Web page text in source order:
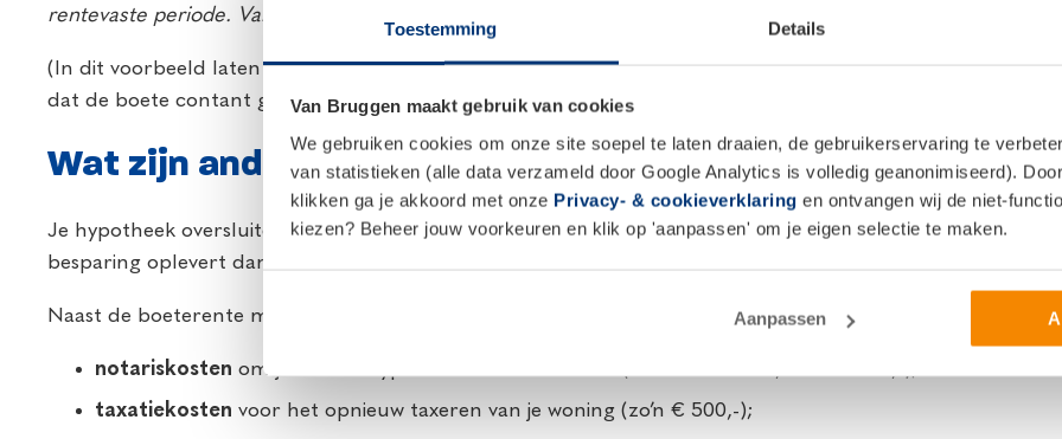
Toestemming Details
Van Bruggen maakt gebruik van cookies
We gebruiken cookies om onze site soepel te laten draaien, de gebruikerservaring te
van statistieken (alle data verzameld door Google Analytics is volledig geanonimiseerd). Door
klikken ga je akkoord met onze Privacy- & cookieverklaring en ontvangen wij de niet-
kiezen? Beheer jouw voorkeuren en klik op 'aanpassen' om je eigen selectie te maken.
Aanpassen
rentevaste periode. Vanaf dat moment bespaar je elke maand flink op je hypotheeklasten.
(In dit voorbeeld laten we buiten beschouwing dat je een deel van je hypotheek boetevrij mag aflossen en
dat de boete contant gemaakt wordt. Daardoor komt de boeterente feitelijk lager uitkomt.)
Wat zijn andere kosten voor je hypotheek oversluiten?
Je hypotheek oversluiten is dus niet gratis. Maar zoals gezegd kies je er meestal alleen voor als het je meer
besparing oplevert dan dat je aan kosten kwijt bent.
Naast de boeterente moet je ook rekening houden met de volgende kosten voor hypotheek oversluiten:
notariskosten om je nieuwe hypotheekakte te tekenen (vaak zo’n € 600,- tot € 1000,-);
taxatiekosten voor het opnieuw taxeren van je woning (zo’n € 500,-);